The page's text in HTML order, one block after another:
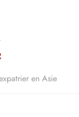
en Asie